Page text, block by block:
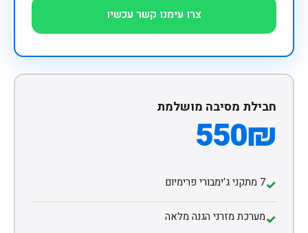
צרו עימנו קשר עכשיו
חבילת מסיבה מושלמת
550₪
✓7 מתקני ג'ימבורי פרימיום
✓מערכת מזרני הגנה מלאה